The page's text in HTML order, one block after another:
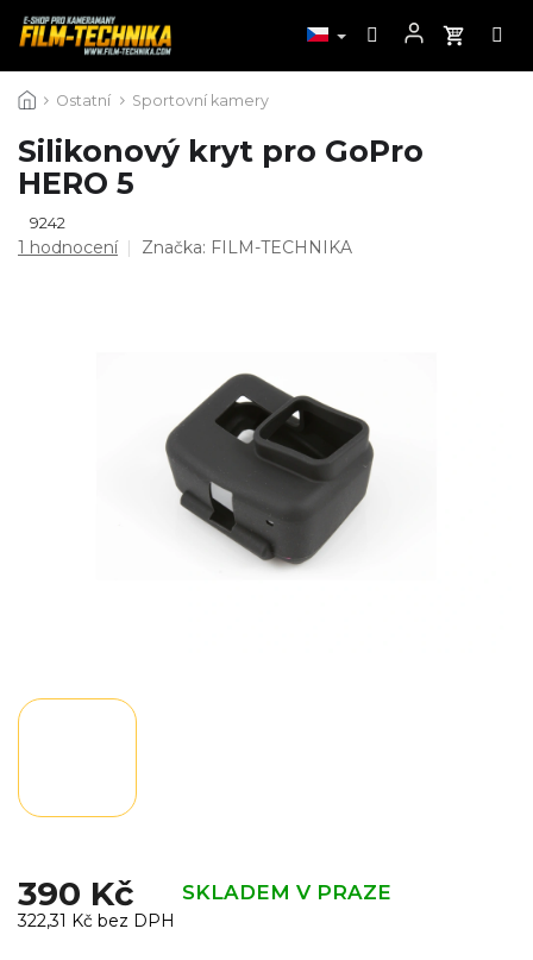
na
Ostatní Sportovní kamery
Silikonový kryt pro GoPro
HERO 5
9242
Průměrné
1 hodnocení Značka: FILM-TECHNIKA
390 Kč SKLADEM V PRAZE
322,31 Kč bez DPH